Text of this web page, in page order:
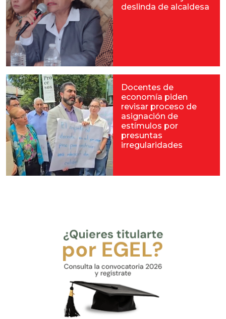
deslinda de alcaldesa
Docentes de
economía piden
revisar proceso de
asignación de
estímulos por
presuntas
irregularidades